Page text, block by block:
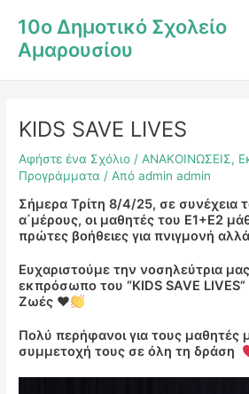
στο
περιεχόμενο
10ο Δημοτικό Σχολείο
Αμαρουσίου
KIDS SAVE LIVES
Αφήστε ένα Σχόλιο / ΑΝΑΚΟΙΝΩΣΕΙΣ,
Προγράμματα / Απόadmin admin
Σήμερα Τρίτη 8/4/25, σε συνέχεια
α΄μέρους, οι μαθητές του Ε1+Ε2
πρώτες βοήθειες για πνιγμονή
Ευχαριστούμε την νοσηλεύτρια
εκπρόσωπο του “KIDS SAVE
Ζωές ♥️
Πολύ περήφανοι για τους μαθητές
συμμετοχή τους σε όλη τη δράση
navigation